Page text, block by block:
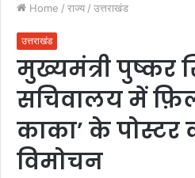
Home / राज्य / उत्तराखंड
उत्तराखंड
मुख्यमंत्री पुष्कर
सचिवालय में
काका’ के पोस्टर
विमोचन